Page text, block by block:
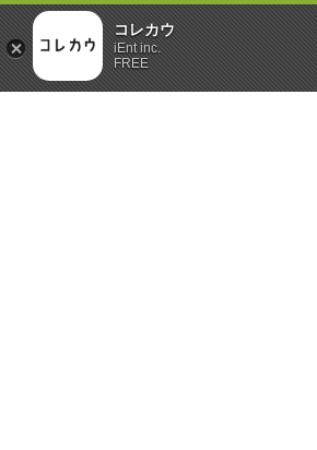
コレカウ
iEnt inc.
FREE